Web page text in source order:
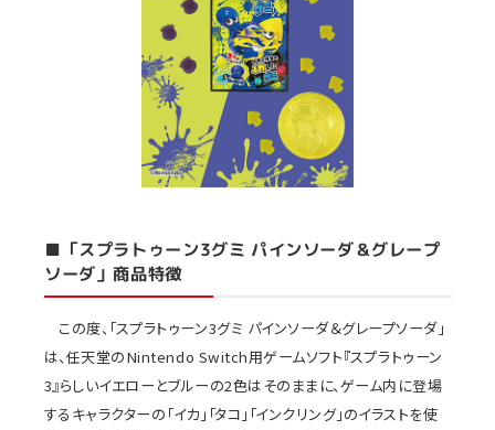
■「スプラトゥーン3グミ パインソーダ＆グレープ
ソーダ」商品特徴
この度、「スプラトゥーン3グミ パインソーダ＆グレープソーダ」
は、任天堂のNintendo Switch用ゲームソフト『スプラトゥーン
3』らしいイエローとブルーの2色はそのままに、ゲーム内に登場
するキャラクターの「イカ」「タコ」「インクリング」のイラストを使